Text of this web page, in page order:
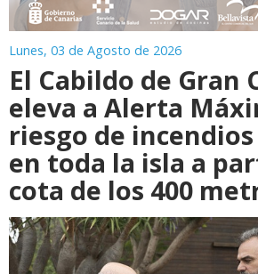
Lunes, 03 de Agosto de 2026
El Cabildo de Gran
eleva a Alerta
riesgo de
en toda la isla a
cota de los 400